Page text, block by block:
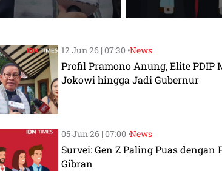
12 Jun 26 | 07:30 •News
Profil Pramono Anung, Elite PDIP
Jokowi hingga Jadi Gubernur
05 Jun 26 | 07:00 •News
Survei: Gen Z Paling Puas
Gibran